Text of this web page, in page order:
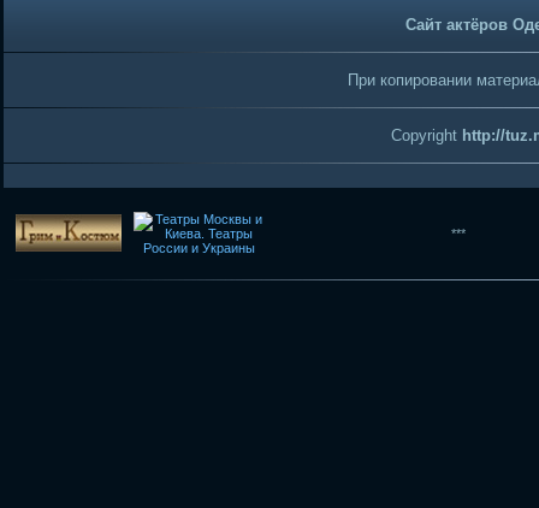
Сайт актёров
При копировании
Copyright http://
***